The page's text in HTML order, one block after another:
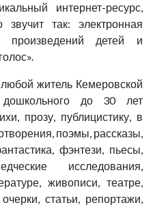
интернет-ресурс,
звучит так: электронная
произведений детей и
житель Кемеровской
до 30 лет
прозу, публицистику, в
поэмы, рассказы,
фэнтези, пьесы,
исследования,
живописи, театре,
статьи, репортажи,